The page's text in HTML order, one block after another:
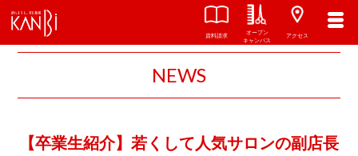
アクセス
オープン
キャンパス
資料請求
NEWS
【卒業生紹介】若くして人気サロンの副店長